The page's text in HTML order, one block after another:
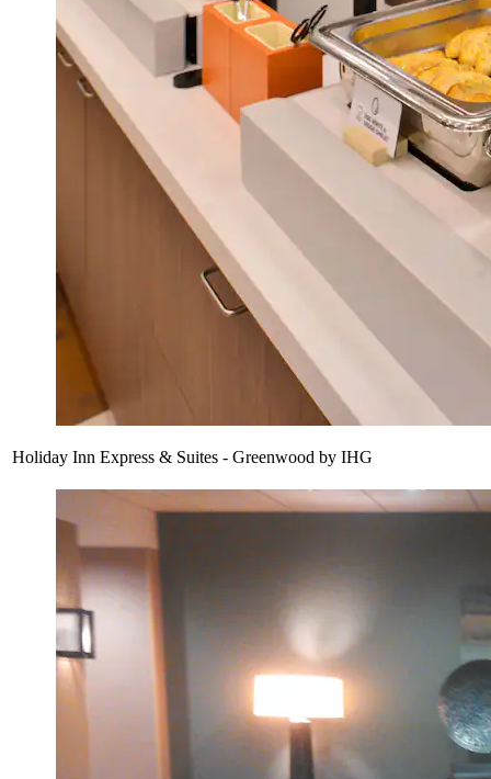
Holiday Inn Express & Suites - Greenwood by IHG